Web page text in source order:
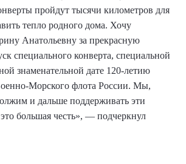
пройдут тысячи километров для
тепло родного дома. Хочу
Анатольевну за прекрасную
специального конверта, специальной
знаменательной дате 120-летию
Морского флота России. Мы,
и дальше поддерживать эти
большая честь», — подчеркнул